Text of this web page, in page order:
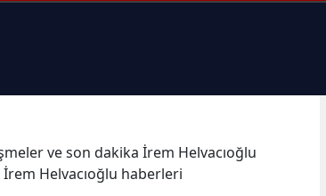
ve son dakika İrem Helvacıoğlu
Helvacıoğlu haberleri